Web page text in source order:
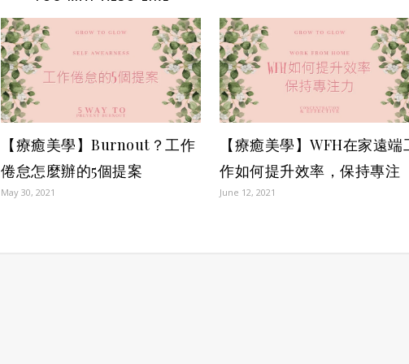
【療癒美學】Burnout？工作
倦怠怎麼辦的5個提案
May 30, 2021
【療癒美學】WFH在家遠端
作如何提升效率，保持專注
June 12, 2021